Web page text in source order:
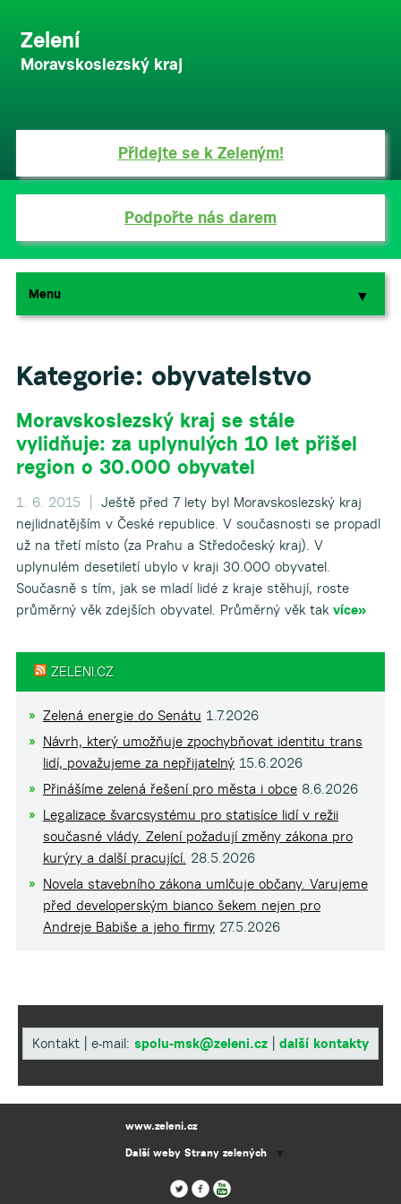
Zelení
Moravskoslezský kraj
Přidejte se k Zeleným!
Podpořte nás darem
Menu ▼
▼
Kategorie: obyvatelstvo
Moravskoslezský kraj se stále
vylidňuje: za uplynulých 10 let přišel
region o 30.000 obyvatel
1. 6. 2015 |
Ještě před 7 lety byl Moravskoslezský kraj
nejlidnatějším v České republice. V současnosti se propadl
už na třetí místo (za Prahu a Středočeský kraj). V
uplynulém desetiletí ubylo v kraji 30.000 obyvatel.
Současně s tím, jak se mladí lidé z kraje stěhují, roste
průměrný věk zdejších obyvatel. Průměrný věk tak více»
ZELENI.CZ
Zelená energie do Senátu 1.7.2026
Návrh, který umožňuje zpochybňovat identitu trans
lidí, považujeme za nepřijatelný 15.6.2026
Přinášíme zelená řešení pro města i obce 8.6.2026
Legalizace švarcsystému pro statisíce lidí v režii
současné vlády. Zelení požadují změny zákona pro
kurýry a další pracující. 28.5.2026
Novela stavebního zákona umlčuje občany. Varujeme
před developerským bianco šekem nejen pro
Andreje Babiše a jeho firmy 27.5.2026
Kontakt | e-mail: spolu-msk@zeleni.cz další kontakty
www.zeleni.cz
Další weby Strany zelených
▼